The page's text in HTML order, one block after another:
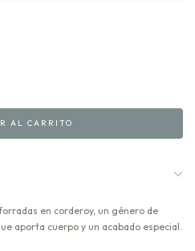
en corderoy, un género de
aporta cuerpo y un acabado especial.